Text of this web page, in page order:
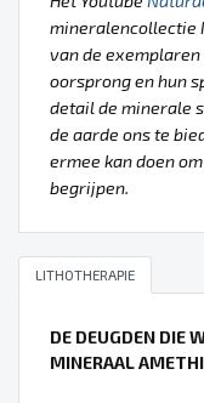
mineralencollectie
van de
oorsprong en hun
detail de minerale
de aarde ons te
ermee kan doen
begrijpen.
LITHOTHERAPIE
DE DEUGDEN DIE
MINERAAL